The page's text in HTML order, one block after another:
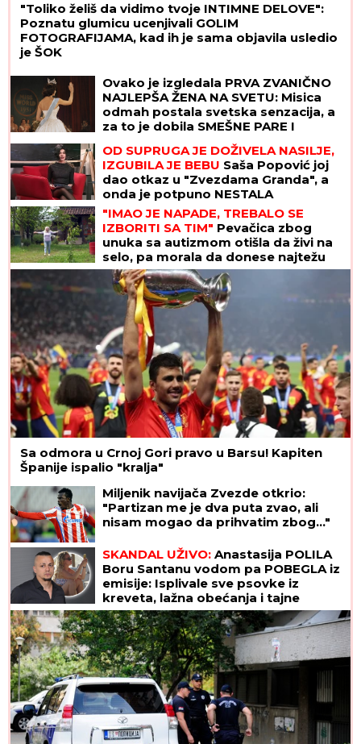
"Toliko želiš da vidimo tvoje INTIMNE DELOVE":
Poznatu glumicu ucenjivali GOLIM
FOTOGRAFIJAMA, kad ih je sama objavila usledio
je ŠOK
Ovako je izgledala PRVA ZVANIČNO
NAJLEPŠA ŽENA NA SVETU: Misica
odmah postala svetska senzacija, a
za to je dobila SMEŠNE PARE I
OD SUPRUGA JE DOŽIVELA NASILJE,
IZGUBILA JE BEBU Saša Popović joj
dao otkaz u "Zvezdama Granda", a
onda je potpuno NESTALA
"IMAO JE NAPADE, TREBALO SE
IZBORITI SA TIM" Pevačica zbog
unuka sa autizmom otišla da živi na
selo, pa morala da donese najtežu
odluku: "Postao je agresivan"
Sa odmora u Crnoj Gori pravo u Barsu! Kapiten
Španije ispalio "kralja"
Miljenik navijača Zvezde otkrio:
"Partizan me je dva puta zvao, ali
nisam mogao da prihvatim zbog..."
SKANDAL UŽIVO: Anastasija POLILA
Boru Santanu vodom pa POBEGLA iz
emisije: Isplivale sve psovke iz
kreveta, lažna obećanja i tajne
poruke